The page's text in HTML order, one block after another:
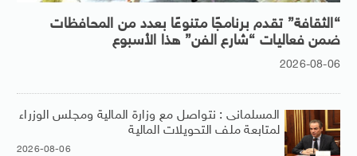
“الثقافة” تقدم برنامجًا متنوعًا بعدد من المحافظات
ضمن فعاليات “شارع الفن” هذا الأسبوع
2026-08-06
المسلمانى : نتواصل مع وزارة المالية ومجلس الوزراء
لمتابعة ملف التحويلات المالية
2026-08-06